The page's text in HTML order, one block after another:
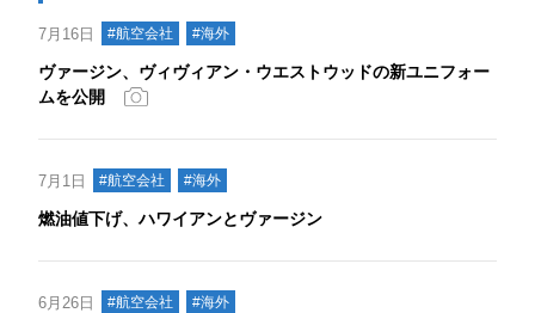
7月16日 #航空会社 #海外
ヴァージン、ヴィヴィアン・ウエストウッドの新ユニフォー
ムを公開
7月1日 #航空会社 #海外
燃油値下げ、ハワイアンとヴァージン
6月26日 #航空会社 #海外